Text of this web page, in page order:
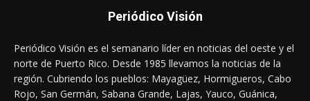
Periódico Visión
Periódico Visión es el semanario líder en noticias del oeste y el
norte de Puerto Rico. Desde 1985 llevamos la noticias de la
región. Cubriendo los pueblos: Mayagüez, Hormigueros, Cabo
Rojo, San Germán, Sabana Grande, Lajas, Yauco, Guánica,